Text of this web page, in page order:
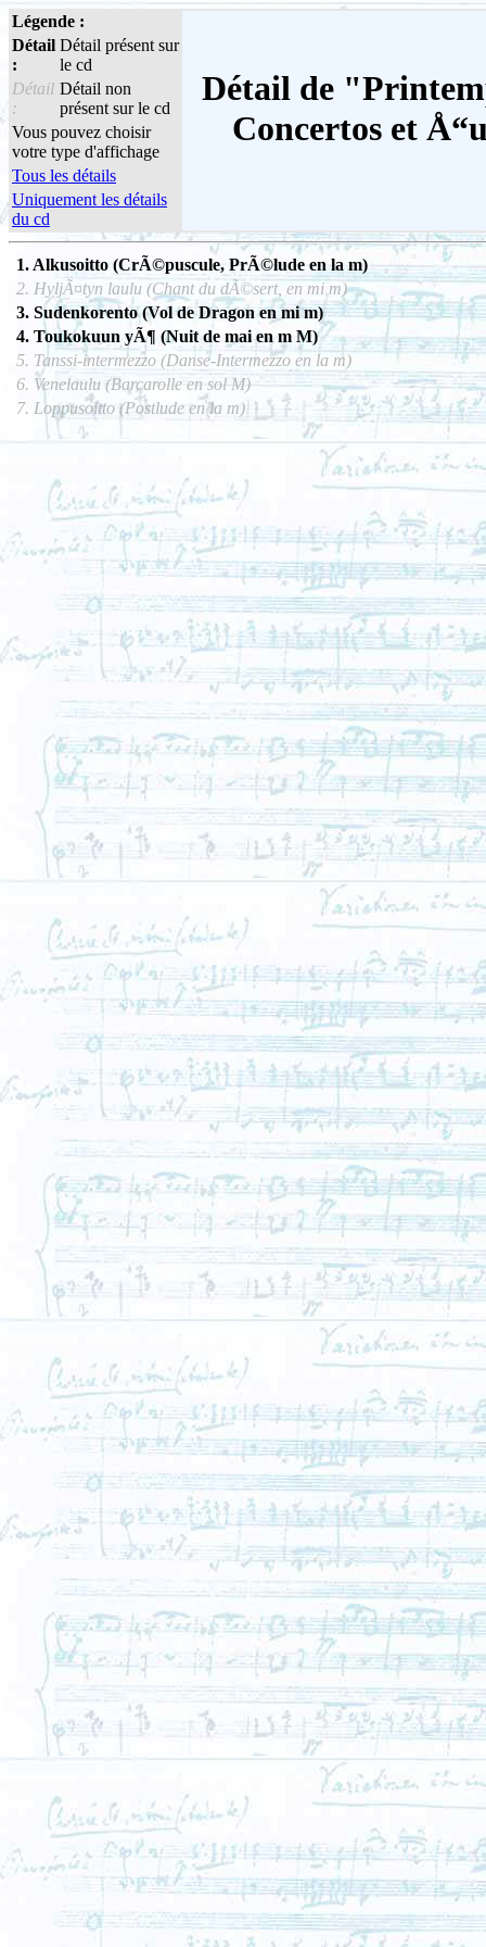
Légende :
Détail de
Concertos et
Détail
:
Détail présent sur
le cd
Détail
:
Détail non
présent sur le cd
Vous pouvez choisir
votre type d'affichage
Tous les détails
Uniquement les détails
du cd
1. Alkusoitto (CrÃ©puscule, PrÃ©lude en la m)
2. HyljÃ¤tyn laulu (Chant du dÃ©sert, en mi m)
3. Sudenkorento (Vol de Dragon en mi m)
4. Toukokuun yÃ¶ (Nuit de mai en m M)
5. Tanssi-intermezzo (Danse-Intermezzo en la m)
6. Venelaulu (Barcarolle en sol M)
7. Loppusoitto (Postlude en la m)